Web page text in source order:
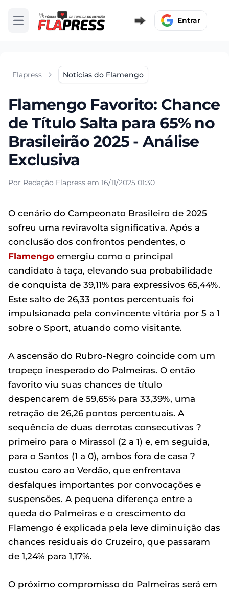
Abrir menu Entrar
Flapress Notícias do Flamengo
Flamengo Favorito: Chance
de Título Salta para 65% no
Brasileirão 2025 - Análise
Exclusiva
Por Redação Flapress em 16/11/2025 01:30
O cenário do Campeonato Brasileiro de 2025
sofreu uma reviravolta significativa. Após a
conclusão dos confrontos pendentes, o
Flamengo emergiu como o principal
candidato à taça, elevando sua probabilidade
de conquista de 39,11% para expressivos 65,44%.
Este salto de 26,33 pontos percentuais foi
impulsionado pela convincente vitória por 5 a 1
sobre o Sport, atuando como visitante.
A ascensão do Rubro-Negro coincide com um
tropeço inesperado do Palmeiras. O então
favorito viu suas chances de título
despencarem de 59,65% para 33,39%, uma
retração de 26,26 pontos percentuais. A
sequência de duas derrotas consecutivas ?
primeiro para o Mirassol (2 a 1) e, em seguida,
para o Santos (1 a 0), ambos fora de casa ?
custou caro ao Verdão, que enfrentava
desfalques importantes por convocações e
suspensões. A pequena diferença entre a
queda do Palmeiras e o crescimento do
Flamengo é explicada pela leve diminuição das
chances residuais do Cruzeiro, que passaram
de 1,24% para 1,17%.
O próximo compromisso do Palmeiras será em